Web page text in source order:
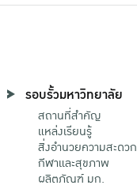
รอบรั้วมหาวิทยาลัย
สถานที่สำคัญ
แหล่งเรียนรู้
สิ่งอำนวยความสะดวก
กีฬาและสุขภาพ
ผลิตภัณฑ์ มก.